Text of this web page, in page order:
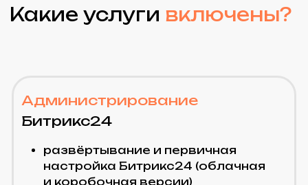
сайта и быстро решаем любые
проблемы.
фирменный стиль, редизайн.
Улучшаем внешний вид и
удобство сайта для роста
конверсий.